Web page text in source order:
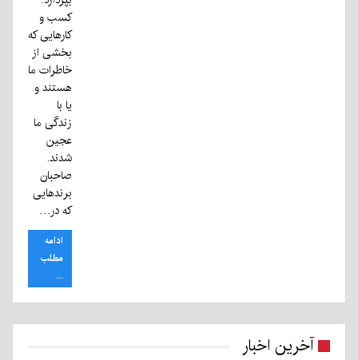
کسب و
کارهایی که
بخشی از
خاطرات ما
هستند و
یا با
زندگی ما
عجین
شدند.
صاحبان
برندهایی
که در…
ادامه
مطلب
...
آخرین اخبار